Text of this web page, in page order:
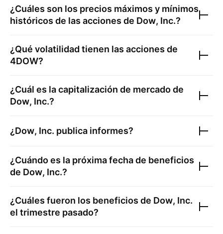
¿Cuáles son los precios máximos y mínimos
históricos de las acciones de Dow, Inc.?
¿Qué volatilidad tienen las acciones de
4DOW?
¿Cuál es la capitalización de mercado de
Dow, Inc.?
¿Dow, Inc. publica informes?
¿Cuándo es la próxima fecha de beneficios
de Dow, Inc.?
¿Cuáles fueron los beneficios de Dow, Inc.
el trimestre pasado?